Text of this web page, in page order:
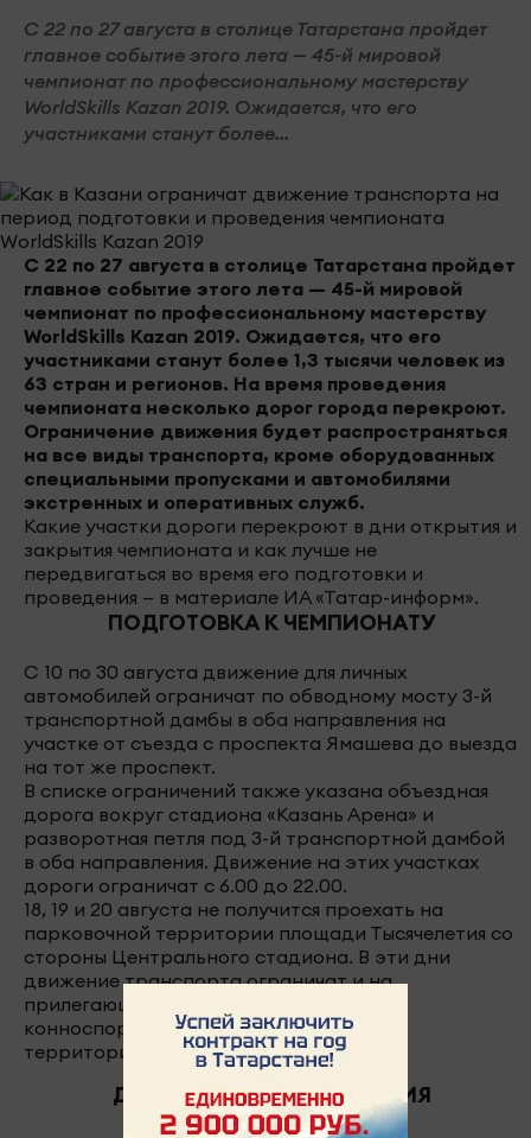
С 22 по 27 августа в столице Татарстана пройдет
главное событие этого лета — 45-й мировой
чемпионат по профессиональному мастерству
WorldSkills Kazan 2019. Ожидается, что его
участниками станут более...
С 22 по 27 августа в столице Татарстана пройдет
главное событие этого лета — 45-й мировой
чемпионат по профессиональному мастерству
WorldSkills Kazan 2019. Ожидается, что его
участниками станут более 1,3 тысячи человек из
63 стран и регионов. На время проведения
чемпионата несколько дорог города перекроют.
Ограничение движения будет распространяться
на все виды транспорта, кроме оборудованных
специальными пропусками и автомобилями
экстренных и оперативных служб.
Какие участки дороги перекроют в дни открытия и
закрытия чемпионата и как лучше не
передвигаться во время его подготовки и
проведения — в материале ИА «Татар-информ».
ПОДГОТОВКА К ЧЕМПИОНАТУ
С 10 по 30 августа движение для личных
автомобилей ограничат по обводному мосту 3-й
транспортной дамбы в оба направления на
участке от съезда с проспекта Ямашева до выезда
на тот же проспект.
В списке ограничений также указана объездная
дорога вокруг стадиона «Казань Арена» и
разворотная петля под 3-й транспортной дамбой
в оба направления. Движение на этих участках
дороги ограничат с 6.00 до 22.00.
18, 19 и 20 августа не получится проехать на
парковочной территории площади Тысячелетия со
стороны Центрального стадиона. В эти дни
движение транспорта ограничат и на
прилегающей к Международному
конноспортивному комплексу «Казань»
территории.
ДНИ ОТКРЫТИЯ И ЗАКРЫТИЯ